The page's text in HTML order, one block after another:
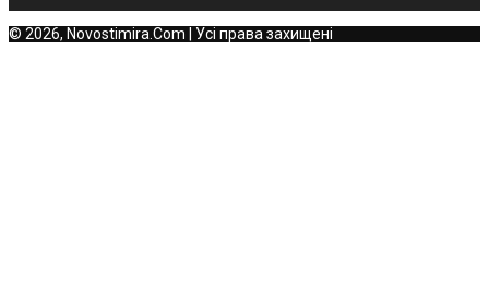
© 2026, Novostimira.Com | Усі права захищені